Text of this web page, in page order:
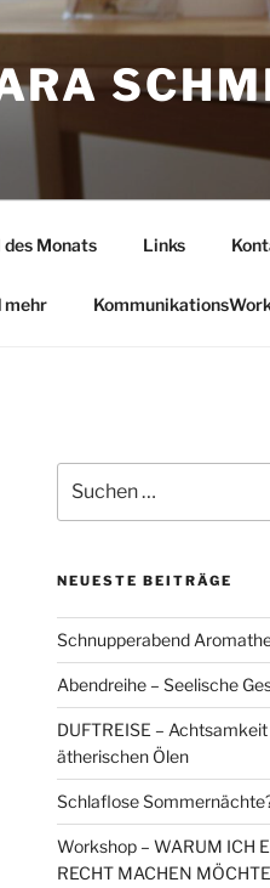
des Monats Links
mehr
nach:
NEUESTE BEITRÄGE
Schnupperabend
Abendreihe – Seelische
DUFTREISE –
ätherischen Ölen
Schlaflose
Workshop – WARUM ICH
RECHT MACHEN